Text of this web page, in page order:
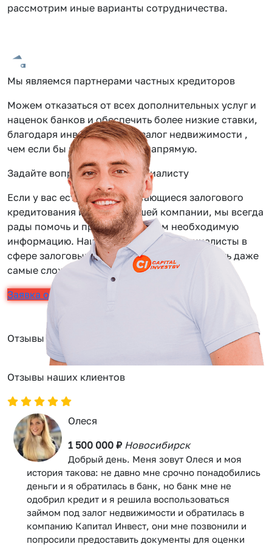
рассмотрим иные варианты сотрудничества.
Мы являемся партнерами частных кредиторов
Можем отказаться от всех дополнительных услуг и
наценок банков и обеспечить более низкие ставки,
благодаря инвестиции под залог недвижимости ,
чем если бы вы обращались напрямую.
Задайте вопрос нашему специалисту
Если у вас есть вопросы касающиеся залогового
кредитования или услуг нашей компании, мы всегда
рады помочь и предоставить вам необходимую
информацию. Наши сотрудники — специалисты в
сфере залоговых займов, помогут вам решить даже
самые сложные задачи.
Заявка онлайн
Отзывы
Отзывы наших клиентов
Олеся
1 500 000 ₽ Новосибирск
Добрый день. Меня зовут Олеся и моя
история такова: не давно мне срочно понадобились
деньги и я обратилась в банк, но банк мне не
одобрил кредит и я решила воспользоваться
займом под залог недвижимости и обратилась в
компанию Капитал Инвест, они мне позвонили и
попросили предоставить документы для оценки